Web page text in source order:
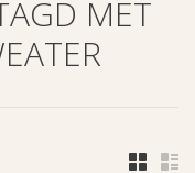
MET